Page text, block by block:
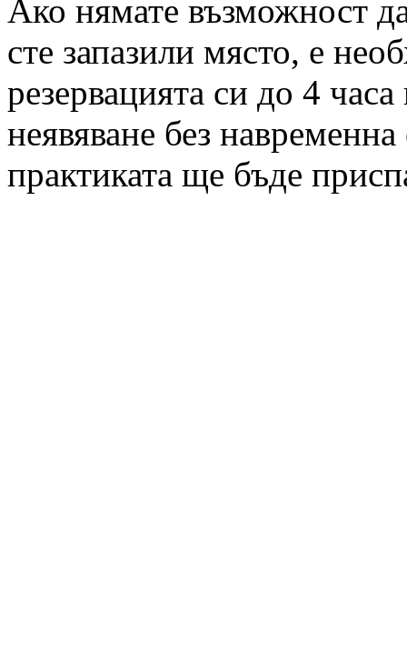
Ако нямате възможност
сте запазили място, е
резервацията си до 4
неявяване без
практиката ще бъде